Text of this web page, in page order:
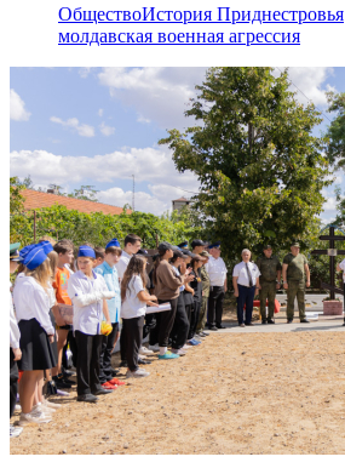
ОбществоИстория Приднестровья
молдавская военная агрессия